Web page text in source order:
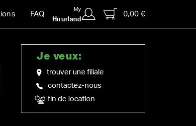
FAQ
My
Huurland
0,00 €
Je veux:
trouver une filiale
contactez-nous
fin de location